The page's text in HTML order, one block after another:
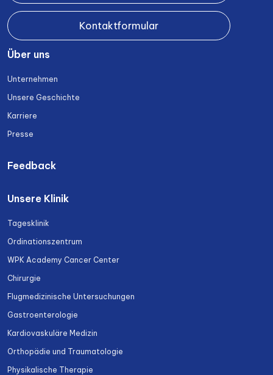
Kontaktformular
Über uns
Unternehmen
Unsere Geschichte
Karriere
Presse
Feedback
Unsere Klinik
Tagesklinik
Ordinationszentrum
WPK Academy Cancer Center
Chirurgie
Flugmedizinische Untersuchungen
Gastroenterologie
Kardiovaskuläre Medizin
Orthopädie und Traumatologie
Physikalische Therapie